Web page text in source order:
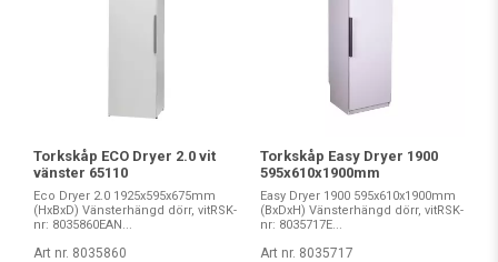
Torkskåp ECO Dryer 2.0 vit
vänster 65110
Eco Dryer 2.0 1925x595x675mm
(HxBxD) Vänsterhängd dörr, vitRSK-
nr: 8035860EAN...
Art nr. 8035860
Torkskåp Easy Dryer 1900
595x610x1900mm
Easy Dryer 1900 595x610x1900mm
(BxDxH) Vänsterhängd dörr, vitRSK-
nr: 8035717E...
Art nr. 8035717